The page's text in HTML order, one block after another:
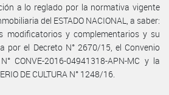
a lo reglado por la normativa vigente
del ESTADO NACIONAL, a saber:
modificatorios y complementarios y su
por el Decreto N° 2670/15, el Convenio
CONVE-2016-04941318-APN-MC y la
DE CULTURA N° 1248/16.